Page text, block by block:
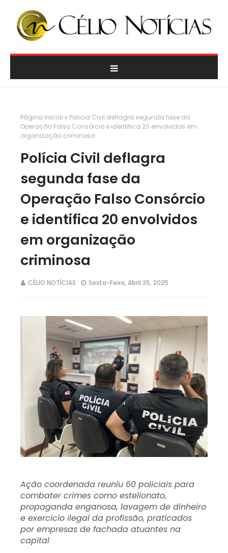
Página inicial
Polícia Civil deflagra segunda fase da
Operação Falso Consórcio e identifica 20 envolvidos em
organização criminosa
Polícia Civil deflagra
segunda fase da
Operação Falso Consórcio
e identifica 20 envolvidos
em organização
criminosa
CÉLIO NOTÍCIAS Sexta-Feira, Abril 25, 2025
Ação coordenada reuniu 60 policiais para
combater crimes como estelionato,
propaganda enganosa, lavagem de dinheiro
e exercício ilegal da profissão, praticados
por empresas de fachada atuantes na
capital